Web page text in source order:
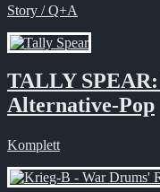
Story / Q+A
TALLY
Alternative-Pop
Komplett